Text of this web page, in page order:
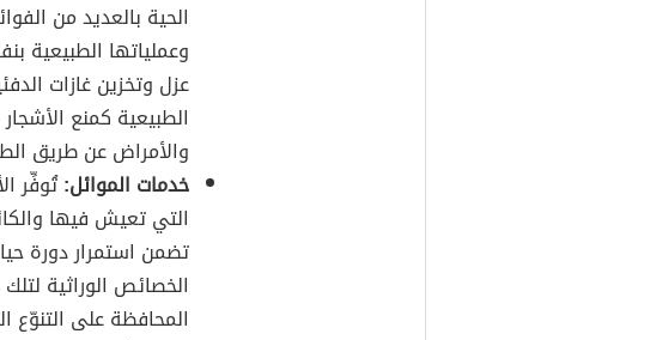
الحية بالعديد من
وعملياتها الطبيعية
عزل وتخزين غازات
الطبيعية كمنع
والأمراض عن طريق
خدمات الموائل:تُوفِّر
التي تعيش فيها
تضمن استمرار دورة
الخصائص الوراثية
المحافظة على التنوّع